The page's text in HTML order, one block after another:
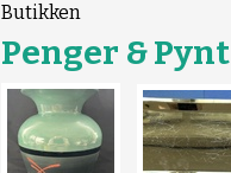
Butikken
Penger & Pynt